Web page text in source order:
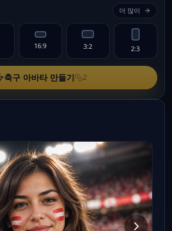
더 많이
16:9 3:2 2:3
축구 아바타 만들기 2